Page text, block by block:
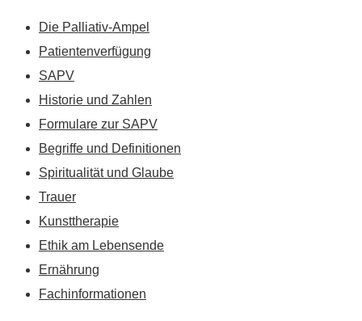
Die Palliativ-Ampel
Patientenverfügung
SAPV
Historie und Zahlen
Formulare zur SAPV
Begriffe und Definitionen
Spiritualität und Glaube
Trauer
Kunsttherapie
Ethik am Lebensende
Ernährung
Fachinformationen